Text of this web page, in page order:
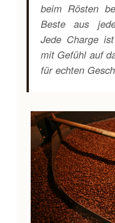
beim Rösten
Beste aus
Jede Charge
mit Gefühl auf
für echten